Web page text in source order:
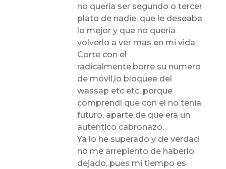
no quería ser segundo o tercer
plato de nadie, que le deseaba
lo mejor y que no quería
volverlo a ver mas en mi vida.
Corte con el
radicalmente,borre su numero
de móvil,lo bloquee del
wassap etc etc, porque
comprendí que con el no tenia
futuro, aparte de que era un
autentico cabronazo.
Ya lo he superado y de verdad
no me arrepiento de haberlo
dejado, pues mi tiempo es